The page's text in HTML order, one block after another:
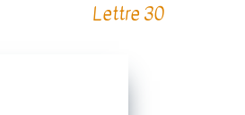
Lettre 30